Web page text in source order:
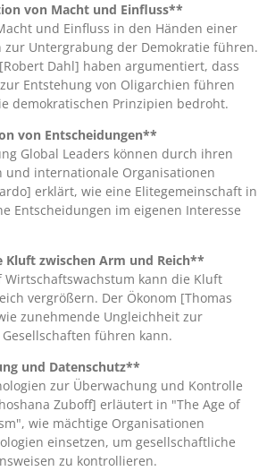
von Macht und Einfluss**
und Einfluss in den Händen einer
zur Untergrabung der Demokratie führen.
Dahl] haben argumentiert, dass
Entstehung von Oligarchien führen
demokratischen Prinzipien bedroht.
von Entscheidungen**
Global Leaders können durch ihren
und internationale Organisationen
erklärt, wie eine Elitegemeinschaft in
Entscheidungen im eigenen Interesse
Kluft zwischen Arm und Reich**
Wirtschaftswachstum kann die Kluft
vergrößern. Der Ökonom [Thomas
zunehmende Ungleichheit zur
führen kann.
und Datenschutz**
zur Überwachung und Kontrolle
Zuboff] erläutert in "The Age of
wie mächtige Organisationen
einsetzen, um gesellschaftliche
zu kontrollieren.